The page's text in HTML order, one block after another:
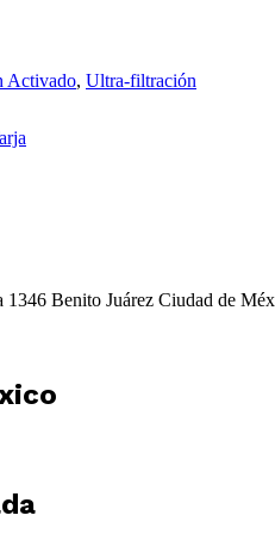
Activado, Ultra-filtración
1346 Benito Juárez Ciudad de